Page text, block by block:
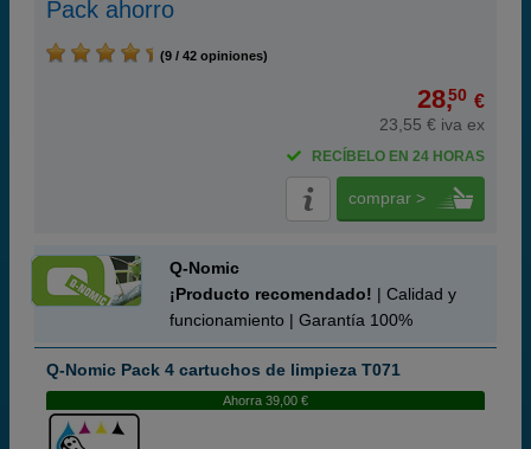
Pack ahorro
(9 / 42 opiniones)
28,50 €
23,55 € iva ex
RECÍBELO EN 24 HORAS
comprar >
Q-Nomic
¡Producto recomendado! | Calidad y
funcionamiento | Garantía 100%
Q-Nomic Pack 4 cartuchos de limpieza T071
Ahorra 39,00 €